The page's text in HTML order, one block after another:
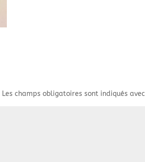
Les champs obligatoires sont indiqués avec